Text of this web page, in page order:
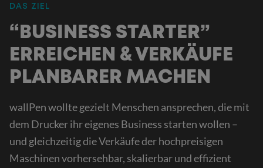
DAS ZIEL
:
“BUSINESS STARTER”
ERREICHEN & VERKÄUFE
PLANBARER MACHEN
wallPen wollte gezielt Menschen ansprechen, die mit
dem Drucker ihr eigenes Business starten wollen –
und gleichzeitig die Verkäufe der hochpreisigen
Maschinen vorhersehbar, skalierbar und effizient